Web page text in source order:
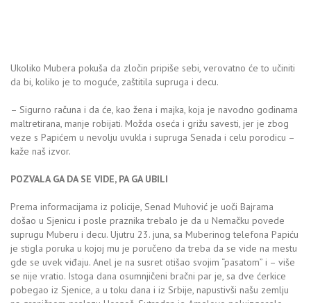
Ukoliko Mubera pokuša da zločin pripiše sebi, verovatno će to učiniti
da bi, koliko je to moguće, zaštitila supruga i decu.
– Sigurno računa i da će, kao žena i majka, koja je navodno godinama
maltretirana, manje robijati. Možda oseća i grižu savesti, jer je zbog
veze s Papićem u nevolju uvukla i supruga Senada i celu porodicu –
kaže naš izvor.
POZVALA GA DA SE VIDE, PA GA UBILI
Prema informacijama iz policije, Senad Muhović je uoči Bajrama
došao u Sjenicu i posle praznika trebalo je da u Nemačku povede
suprugu Muberu i decu. Ujutru 23. juna, sa Muberinog telefona Papiću
je stigla poruka u kojoj mu je poručeno da treba da se vide na mestu
gde se uvek viđaju. Anel je na susret otišao svojim “pasatom” i – više
se nije vratio. Istoga dana osumnjičeni bračni par je, sa dve ćerkice
pobegao iz Sjenice, a u toku dana i iz Srbije, napustivši našu zemlju